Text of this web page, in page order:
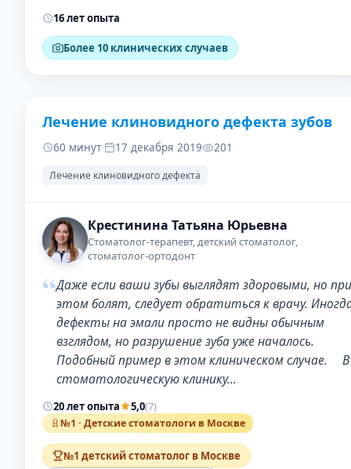
16 лет опыта
Более 10 клинических случаев
ДО ПОСЛЕ
Лечение клиновидного дефекта зубов
60 минут· 17 декабря 2019 201
Лечение клиновидного дефекта
Крестинина Татьяна Юрьевна
Стоматолог-терапевт, детский стоматолог,
стоматолог-ортодонт
“Даже если ваши зубы выглядят здоровыми, но при
этом болят, следует обратиться к врачу.
дефекты на эмали просто не видны обычным
взглядом, но разрушение зуба уже началось.
Подобный пример в этом клиническом случае. ⠀ В
стоматологическую клинику…
20 лет опыта 5,0(7)
№1 · Детские стоматологи в Москве
№1 детский стоматолог в Москве